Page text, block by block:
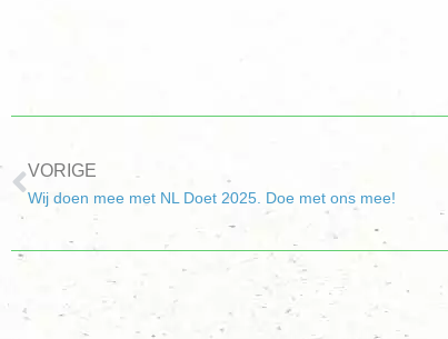
VORIGE
Wij doen mee met NL Doet 2025. Doe met ons mee!